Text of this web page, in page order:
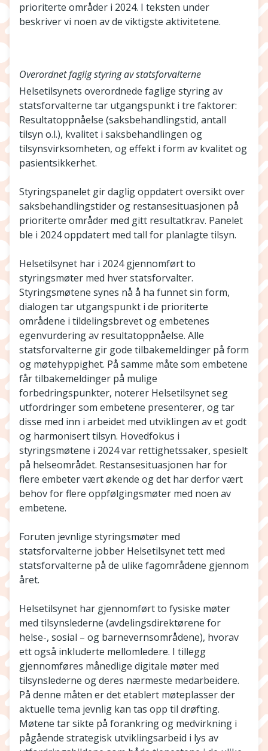
prioriterte områder i 2024. I teksten under
beskriver vi noen av de viktigste aktivitetene.
Overordnet faglig styring av statsforvalterne
Helsetilsynets overordnede faglige styring av
statsforvalterne tar utgangspunkt i tre faktorer:
Resultatoppnåelse (saksbehandlingstid, antall
tilsyn o.l.), kvalitet i saksbehandlingen og
tilsynsvirksomheten, og effekt i form av kvalitet og
pasientsikkerhet.
Styringspanelet gir daglig oppdatert oversikt over
saksbehandlingstider og restansesituasjonen på
prioriterte områder med gitt resultatkrav. Panelet
ble i 2024 oppdatert med tall for planlagte tilsyn.
Helsetilsynet har i 2024 gjennomført to
styringsmøter med hver statsforvalter.
Styringsmøtene synes nå å ha funnet sin form,
dialogen tar utgangspunkt i de prioriterte
områdene i tildelingsbrevet og embetenes
egenvurdering av resultatoppnåelse. Alle
statsforvalterne gir gode tilbakemeldinger på form
og møtehyppighet. På samme måte som embetene
får tilbakemeldinger på mulige
forbedringspunkter, noterer Helsetilsynet seg
utfordringer som embetene presenterer, og tar
disse med inn i arbeidet med utviklingen av et godt
og harmonisert tilsyn. Hovedfokus i
styringsmøtene i 2024 var rettighetssaker, spesielt
på helseområdet. Restansesituasjonen har for
flere embeter vært økende og det har derfor vært
behov for flere oppfølgingsmøter med noen av
embetene.
Foruten jevnlige styringsmøter med
statsforvalterne jobber Helsetilsynet tett med
statsforvalterne på de ulike fagområdene gjennom
året.
Helsetilsynet har gjennomført to fysiske møter
med tilsynslederne (avdelingsdirektørene for
helse-, sosial – og barnevernsområdene), hvorav
ett også inkluderte mellomledere. I tillegg
gjennomføres månedlige digitale møter med
tilsynslederne og deres nærmeste medarbeidere.
På denne måten er det etablert møteplasser der
aktuelle tema jevnlig kan tas opp til drøfting.
Møtene tar sikte på forankring og medvirkning i
pågående strategisk utviklingsarbeid i lys av